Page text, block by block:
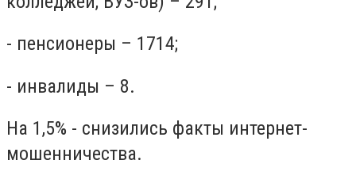
- пенсионеры – 1714;
- инвалиды – 8.
На 1,5% - снизились факты интернет-
мошенничества.